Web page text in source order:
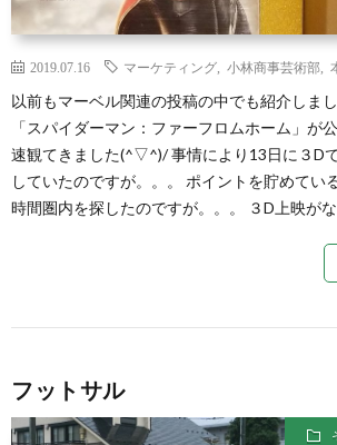
2019.07.16 マーケティング 小林商事芸術部
以前もマーベル関連の投稿の中でも紹介しま
「スパイダーマン：ファーフロムホーム」が
速観てきました(^▽^)/ 事情により13日に３D
していたのですが。。。 ポイントを貯めてい
時間圏内を探したのですが。。。 ３D上映が
フットサル